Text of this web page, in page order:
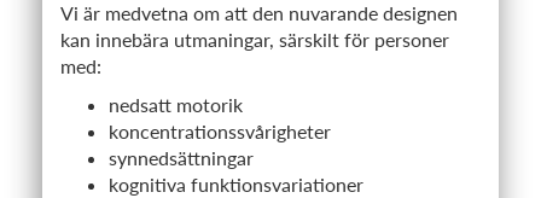
Vi är medvetna om att den nuvarande designen
kan innebära utmaningar, särskilt för personer
med:
nedsatt motorik
koncentrationssvårigheter
synnedsättningar
kognitiva funktionsvariationer